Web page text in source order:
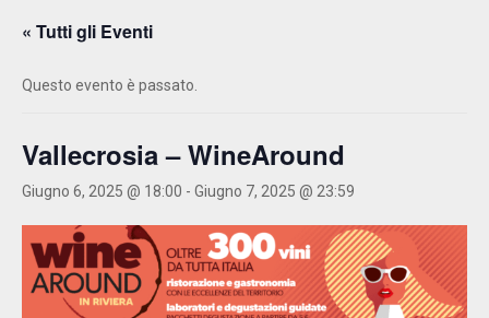
« Tutti gli Eventi
Questo evento è passato.
Vallecrosia – WineAround
Giugno 6, 2025 @ 18:00 - Giugno 7, 2025 @ 23:59